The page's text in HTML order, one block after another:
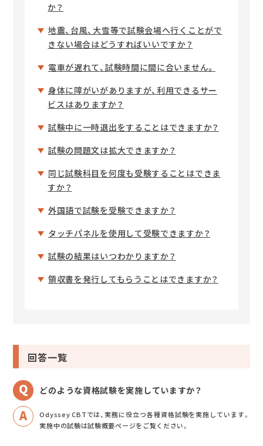
か？
地震、台風、大雪等で試験会場へ行くことがで
きない場合はどうすればいいですか？
電車が遅れて、試験時間に間に合いません。
身体に障がいがありますが、利用できるサー
ビスはありますか？
試験中に一時退出をすることはできますか？
試験の問題文は拡大できますか？
同じ試験科目を何度も受験することはできま
すか？
外国語で試験を受験できますか？
タッチパネルを使用して受験できますか？
試験の結果はいつわかりますか？
領収書を発行してもらうことはできますか？
回答一覧
どのような資格試験を実施していますか？
Odyssey CBTでは、実務に役立つ各種資格試験を実施しています。
実施中の試験は試験概要ページをご覧ください。